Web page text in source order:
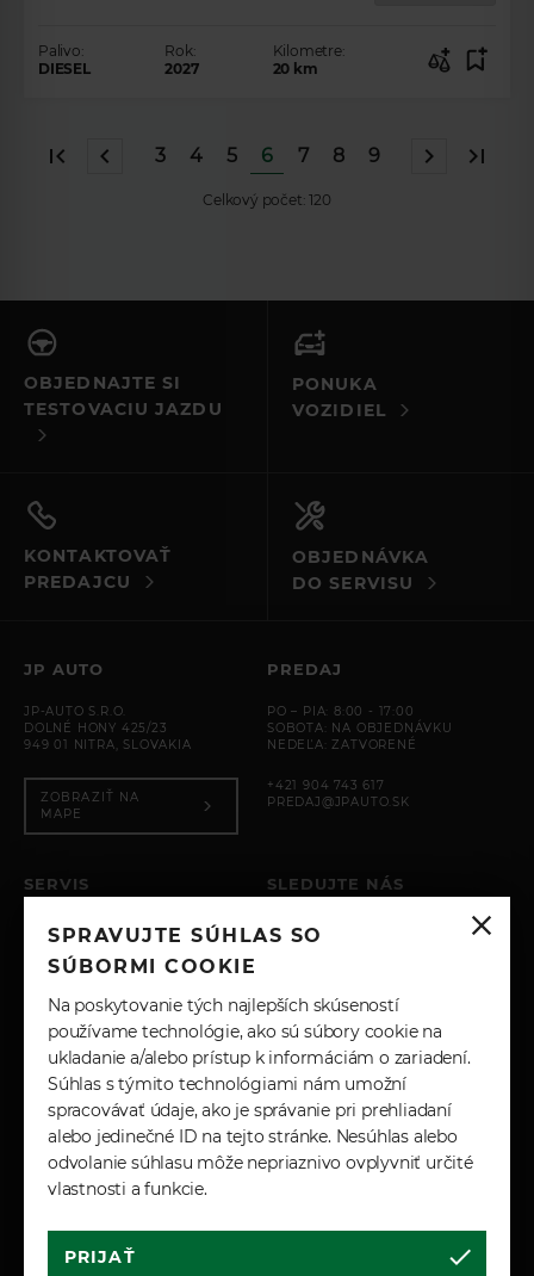
SPRAVUJTE SÚHLAS SO
SÚBORMI COOKIE
Na poskytovanie tých najlepších skúseností
používame technológie, ako sú súbory cookie na
ukladanie a/alebo prístup k informáciám o zariadení.
Súhlas s týmito technológiami nám umožní
spracovávať údaje, ako je správanie pri prehliadaní
alebo jedinečné ID na tejto stránke. Nesúhlas alebo
odvolanie súhlasu môže nepriaznivo ovplyvniť určité
vlastnosti a funkcie.
PRIJAŤ
Palivo:
DIESEL
Rok:
2027
Kilometre:
20 km
3 4 5 6 7 8 9
Celkový počet:120
OBJEDNAJTE SI
TESTOVACIU JAZDU
PONUKA
VOZIDIEL
KONTAKTOVAŤ
PREDAJCU
OBJEDNÁVKA
DO SERVISU
JP AUTO
JP-AUTO S.R.O.
DOLNÉ HONY 425/23
949 01 NITRA, SLOVAKIA
ZOBRAZIŤ NA
MAPE
PREDAJ
PO – PIA: 8:00 - 17:00
SOBOTA: NA OBJEDNÁVKU
NEDEĽA: ZATVORENÉ
+421 904 743 617
PREDAJ@JPAUTO.SK
SERVIS
PO – PIA: 8:00 - 17:00
SOBOTA: ZATVORENÉ
NEDEĽA: ZATVORENÉ
+421 904 743 617
SERVIS@JPAUTO.SK
SLEDUJTE NÁS
FACEBOOK
LINKEDIN
YOUTUBE